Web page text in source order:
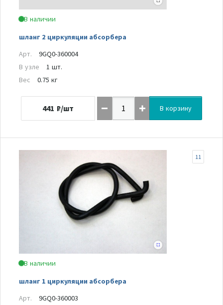
В наличии
шланг 2 циркуляции абсорбера
Арт.
9GQ0-360004
В узле
1 шт.
Вес
0.75 кг
441 ₽/шт В корзину
В наличии
шланг 1 циркуляции абсорбера
11
Арт.
9GQ0-360003